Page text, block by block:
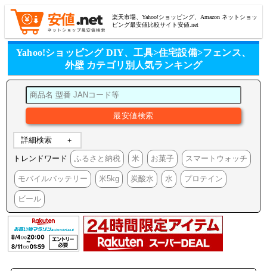
楽天市場、Yahoo!ショッピング、Amazon ネットショッ
ピング最安値比較サイト安値.net
Yahoo!ショッピング DIY、工具>住宅設備>フェンス、
外壁 カテゴリ別人気ランキング
詳細検索
トレンドワード ふるさと納税 米 お菓子 スマートウォッチ
モバイルバッテリー 米5kg 炭酸水 水 プロテイン
ビール